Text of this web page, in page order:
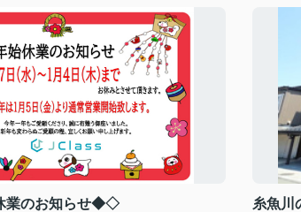
業のお知らせ◆◇ 糸魚川